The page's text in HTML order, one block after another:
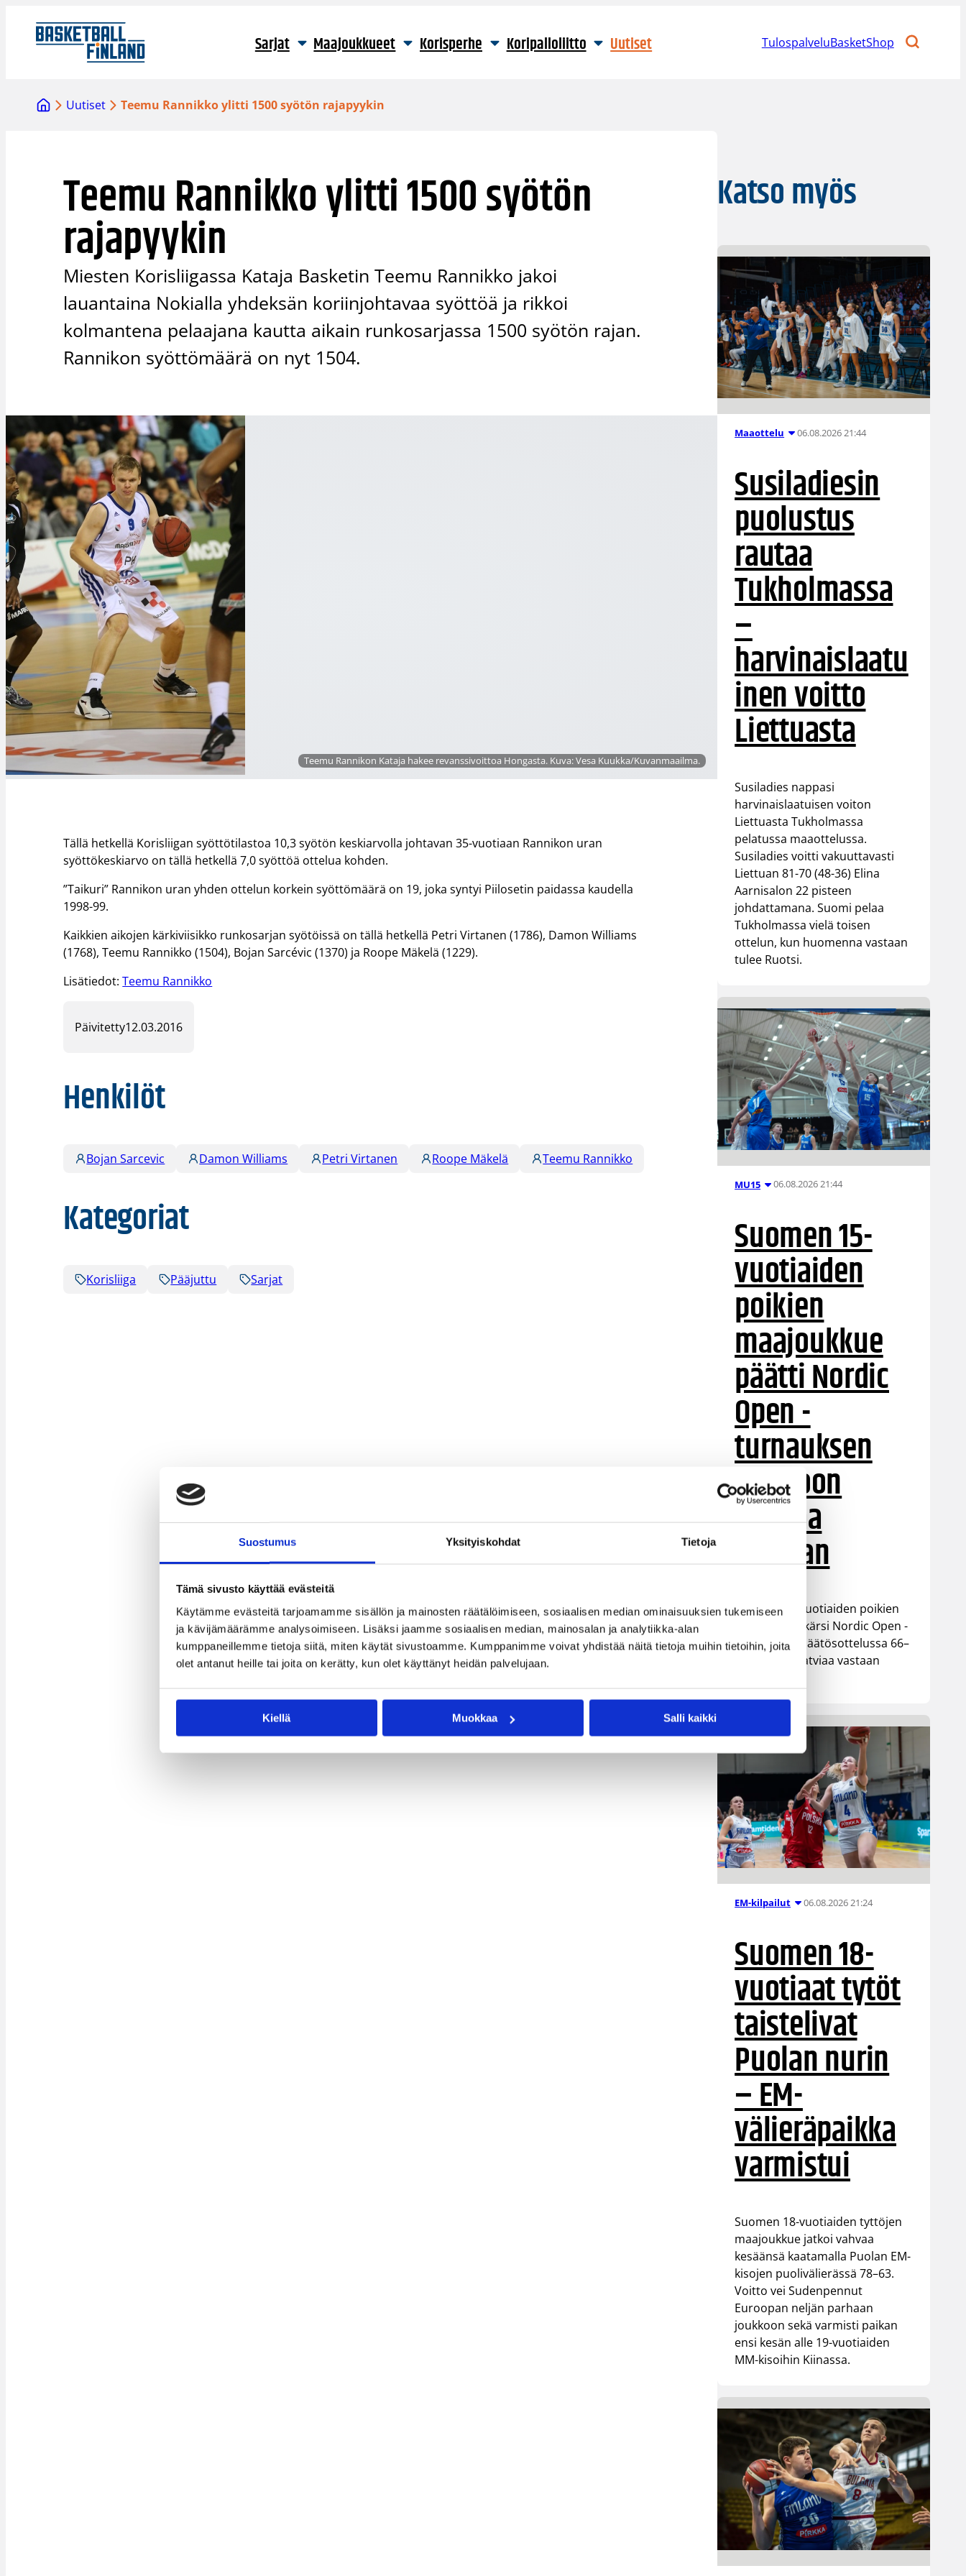
Suostumus Yksityiskohdat Tietoja
Tämä sivusto käyttää evästeitä
Käytämme evästeitä tarjoamamme sisällön ja mainosten räätälöimiseen, sosiaalisen median ominaisuuksien tukemiseen
ja kävijämäärämme analysoimiseen. Lisäksi jaamme sosiaalisen median, mainosalan ja analytiikka-alan
kumppaneillemme tietoja siitä, miten käytät sivustoamme. Kumppanimme voivat yhdistää näitä tietoja muihin tietoihin, joita
olet antanut heille tai joita on kerätty, kun olet käyttänyt heidän palvelujaan.
Kiellä Muokkaa Salli kaikki
sisältöön
Sarjat Maajoukkueet Korisperhe Koripalloliitto Uutiset TulospalveluBasketShop
Uutiset Teemu Rannikko ylitti 1500 syötön rajapyykin
Teemu Rannikko ylitti 1500 syötön
rajapyykin
Miesten Korisliigassa Kataja Basketin Teemu Rannikko jakoi
lauantaina Nokialla yhdeksän koriinjohtavaa syöttöä ja rikkoi
kolmantena pelaajana kautta aikain runkosarjassa 1500 syötön rajan.
Rannikon syöttömäärä on nyt 1504.
Teemu Rannikon Kataja hakee revanssivoittoa Hongasta. Kuva: Vesa Kuukka/Kuvanmaailma.
Tällä hetkellä Korisliigan syöttötilastoa 10,3 syötön keskiarvolla johtavan 35-vuotiaan Rannikon uran
syöttökeskiarvo on tällä hetkellä 7,0 syöttöä ottelua kohden.
”Taikuri” Rannikon uran yhden ottelun korkein syöttömäärä on 19, joka syntyi Piilosetin paidassa kaudella
1998-99.
Kaikkien aikojen kärkiviisikko runkosarjan syötöissä on tällä hetkellä Petri Virtanen (1786), Damon Williams
(1768), Teemu Rannikko (1504), Bojan Sarcévic (1370) ja Roope Mäkelä (1229).
Lisätiedot:Teemu Rannikko
Päivitetty12.03.2016
Henkilöt
Bojan Sarcevic Damon Williams Petri Virtanen Roope Mäkelä Teemu Rannikko
Kategoriat
Korisliiga Pääjuttu Sarjat
Katso myös
Maaottelu 06.08.2026 21:44
Susiladiesin
puolustus
rautaa
Tukholmassa
–
harvinaislaatu
inen voitto
Liettuasta
Susiladies nappasi
harvinaislaatuisen voiton
Liettuasta Tukholmassa
pelatussa maaottelussa.
Susiladies voitti vakuuttavasti
Liettuan 81-70 (48-36) Elina
Aarnisalon 22 pisteen
johdattamana. Suomi pelaa
Tukholmassa vielä toisen
ottelun, kun huomenna vastaan
tulee Ruotsi.
MU15 06.08.2026 21:44
Suomen 15-
vuotiaiden
poikien
maajoukkue
päätti Nordic
Open -
turnauksen
tappioon
Latviaa
vastaan
Suomen 15-vuotiaiden poikien
maajoukkue kärsi Nordic Open -
turnauksen päätösottelussa 66–
74-tappion Latviaa vastaan
EM-kilpailut 06.08.2026 21:24
Suomen 18-
vuotiaat tytöt
taistelivat
Puolan nurin
– EM-
välieräpaikka
varmistui
Suomen 18-vuotiaiden tyttöjen
maajoukkue jatkoi vahvaa
kesäänsä kaatamalla Puolan EM-
kisojen puolivälierässä 78–63.
Voitto vei Sudenpennut
Euroopan neljän parhaan
joukkoon sekä varmisti paikan
ensi kesän alle 19-vuotiaiden
MM-kisoihin Kiinassa.